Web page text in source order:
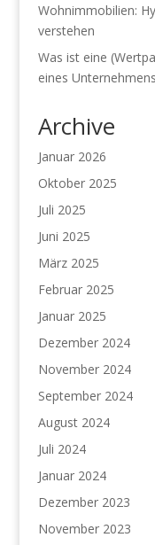
Wohnimmobilien:
verstehen
Was ist eine
eines
Archive
Januar 2026
Oktober 2025
Juli 2025
Juni 2025
März 2025
Februar 2025
Januar 2025
Dezember 2024
November 2024
September 2024
August 2024
Juli 2024
Januar 2024
Dezember 2023
November 2023